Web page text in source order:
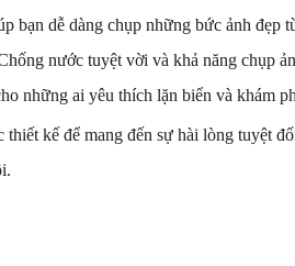
bạn dễ dàng chụp những bức ảnh đẹp
nước tuyệt vời và khả năng chụp
những ai yêu thích lặn biển và khám
kế để mang đến sự hài lòng tuyệt